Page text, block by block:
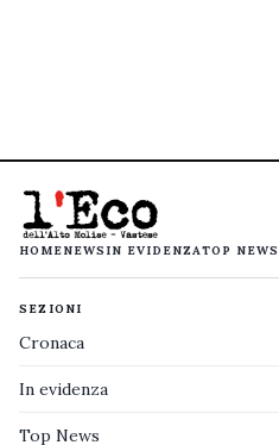
HOMENEWS IN EVIDENZATOP NEWS
SEZIONI
Cronaca
In evidenza
Top News